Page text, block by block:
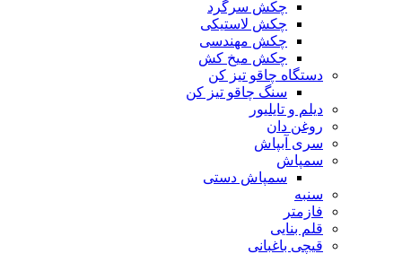
چکش سرگرد
چکش لاستیکی
چکش مهندسی
چکش میخ کش
دستگاه چاقو تیز کن
سنگ چاقو تیز کن
دیلم و تایلیور
روغن دان
سری آبپاش
سمپاش
سمپاش دستی
سنبه
فازمتر
قلم بنایی
قیچی باغبانی